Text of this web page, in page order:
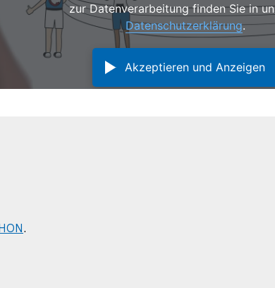
zur Datenverarbeitung finden Sie in
Datenschutzerklärung.
Akzeptieren und Anzeigen
.